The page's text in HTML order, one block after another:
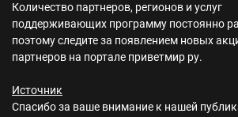
Количество партнеров, регионов и услуг
поддерживающих программу постоянно
поэтому следите за появлением новых
партнеров на портале приветмир ру.
Источник
Спасибо за ваше внимание к нашей